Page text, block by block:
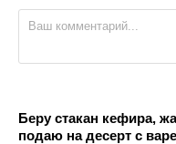
Беру стакан кефира,
подаю на десерт с